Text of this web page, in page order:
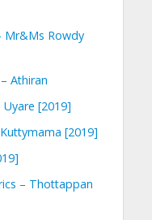
Mr&Ms Rowdy
Athiran
Uyare [2019]
[2019]
– Thottappan